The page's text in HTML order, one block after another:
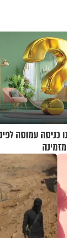
כניסה עמוסה